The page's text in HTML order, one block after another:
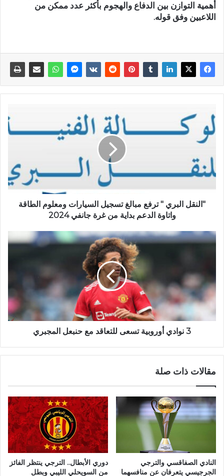
أهمية التوازن بين الدفاع والهجوم بأكثر عدد ممكن من
اللاعبين وفق قوله.
"النقل البري " ترفع مبالغ تسجيل السيارات ومعلوم الطاقة
واتاوة الدعم بداية من غرة جانفي 2024
3 نوادي أوروبية تسعى للتعاقد مع حنبعل المجبري
مقالات ذات صلة
النادي الصفاقسي والترجي
الجرجيسي يتعرفان عن منافسهما
دوري الأبطال.. الترجي ينتظر الفائز
من السويحلي الليبي وبطل